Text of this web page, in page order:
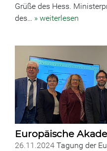
Grüße des Hess.
des… » weiterlesen
Europäische
26.11.2024 Tagung der